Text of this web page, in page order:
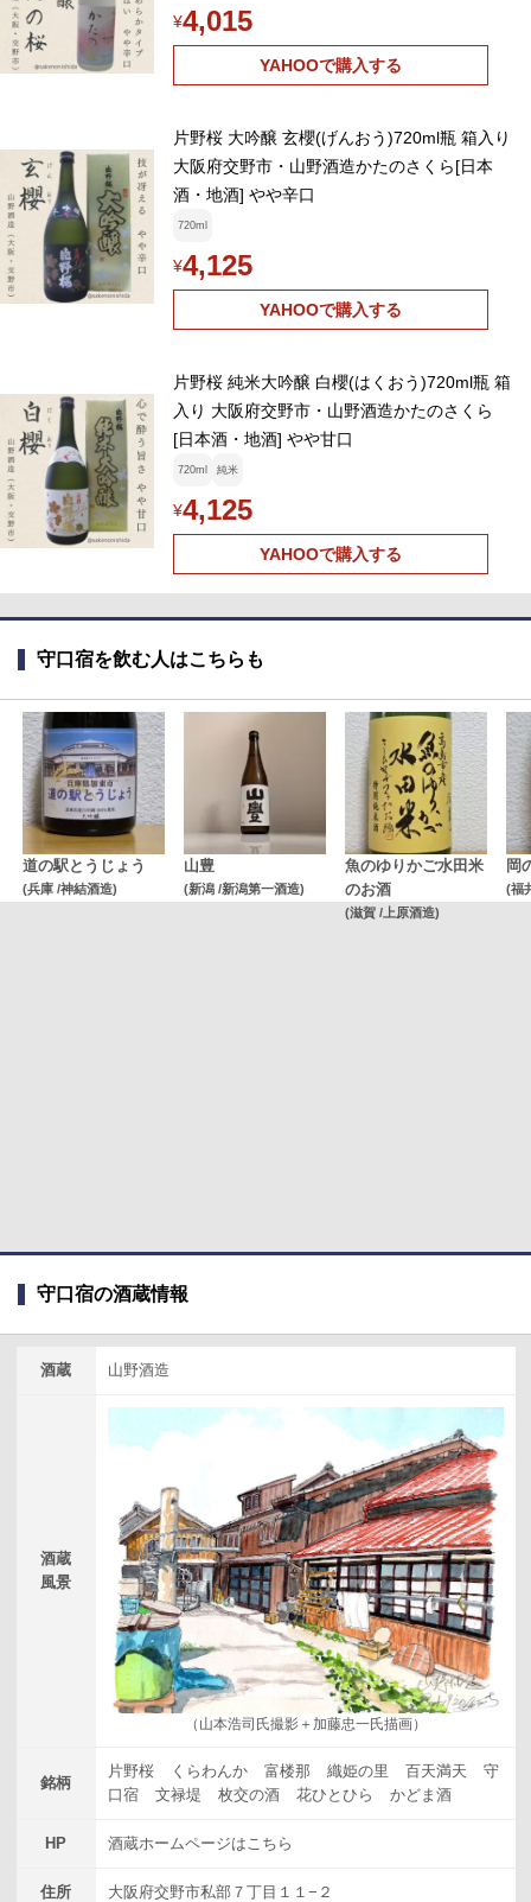
¥4,015
YAHOOで購入する
片野桜 大吟醸 玄櫻(げんおう)720ml瓶 箱入り
大阪府交野市・山野酒造かたのさくら[日本
酒・地酒] やや辛口
720ml
¥4,125
YAHOOで購入する
片野桜 純米大吟醸 白櫻(はくおう)720ml瓶 箱
入り 大阪府交野市・山野酒造かたのさくら
[日本酒・地酒] やや甘口
720ml 純米
¥4,125
YAHOOで購入する
守口宿を飲む人はこちらも
道の駅とうじょう
(兵庫 /神結酒造)
山豊
(新潟 /新潟第一酒造)
魚のゆりかご水田米
のお酒
(滋賀 /上原酒造)
岡
(福
守口宿の酒蔵情報
酒蔵 山野酒造
酒蔵
風景
（山本浩司氏撮影＋加藤忠一氏描画）
銘柄
片野桜 くらわんか 富楼那 織姫の里 百天満天
守
口宿
文禄堤 枚交の酒 花ひとひら かどま酒
HP 酒蔵ホームページはこちら
住所 大阪府交野市私部７丁目１１−２